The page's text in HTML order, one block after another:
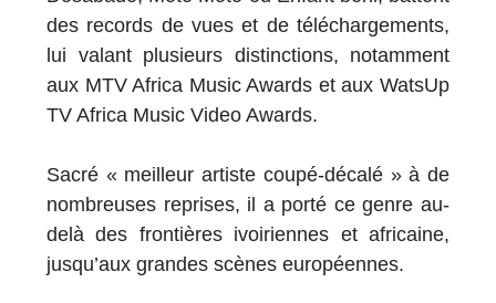
des records de vues et de téléchargements,
lui valant plusieurs distinctions, notamment
aux MTV Africa Music Awards et aux WatsUp
TV Africa Music Video Awards.
Sacré « meilleur artiste coupé-décalé » à de
nombreuses reprises, il a porté ce genre au-
delà des frontières ivoiriennes et africaine,
jusqu’aux grandes scènes européennes.